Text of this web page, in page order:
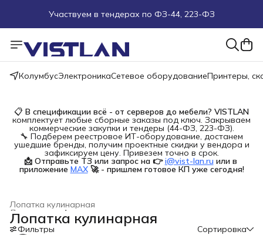
Участвуем в тендерах по ФЗ-44, 223-ФЗ
Поможем подобрать оборудование под ТЗ
Более 100 000 позиций в наличии и под заказ
КолумбусЭлектроникаСетевое оборудованиеПринтеры,
📋 В спецификации всё - от серверов до мебели? VISTLAN
комплектует любые сборные заказы под ключ. Закрываем
коммерческие закупки и тендеры (44-ФЗ, 223-ФЗ).
🔧 Подберем реестровое ИТ-оборудование, достанем
ушедшие бренды, получим проектные скидки у вендора и
зафиксируем цену. Привезем точно в срок.
📩 Отправьте ТЗ или запрос на 👉 i@vist-lan.ru или в
приложение MAX 🚀 - пришлем готовое КП уже сегодня!
Лопатка кулинарная
Аксессуары для приготовления пищи
Дом и сад
Главная ›
Лопатка кулинарная
Фильтры Сортировка